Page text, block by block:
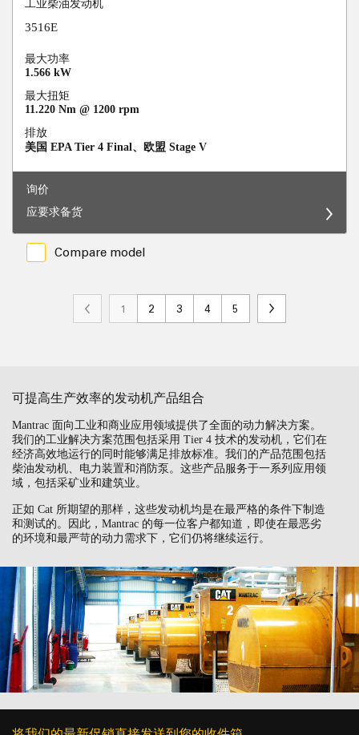
工业柴油发动机
3516E
最大功率
1.566 kW
最大扭矩
11.220 Nm @ 1200 rpm
排放
美国 EPA Tier 4 Final、欧盟 Stage V
询价
应要求备货
Compare model
1 2 3 4 5
可提高生产效率的发动机产品组合
Mantrac 面向工业和商业应用领域提供了全面的动力解决方案。
我们的工业解决方案范围包括采用 Tier 4 技术的发动机，它们在
经济高效地运行的同时能够满足排放标准。我们的产品范围包括
柴油发动机、电力装置和消防泵。这些产品服务于一系列应用领
域，包括采矿业和建筑业。
正如 Cat 所期望的那样，这些发动机均是在最严格的条件下制造
和测试的。因此，Mantrac 的每一位客户都知道，即使在最恶劣
的环境和最严苛的动力需求下，它们仍将继续运行。